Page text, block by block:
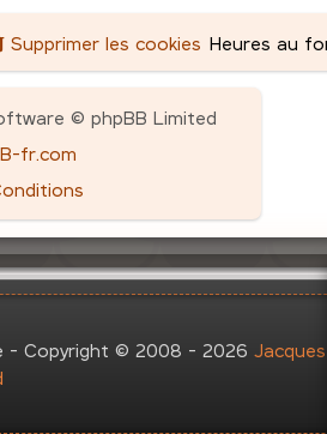
Heures au
Supprimer les cookies
© phpBB Limited
fr.com
- Copyright © 2008 - 2026Jacques